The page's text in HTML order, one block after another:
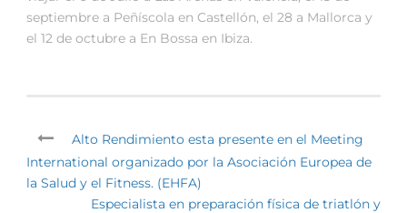
septiembre a Peñíscola en Castellón, el 28 a Mallorca y
el 12 de octubre a En Bossa en Ibiza.
Alto Rendimiento esta presente en el Meeting
International organizado por la Asociación Europea de
la Salud y el Fitness. (EHFA)
Especialista en preparación física de triatlón y